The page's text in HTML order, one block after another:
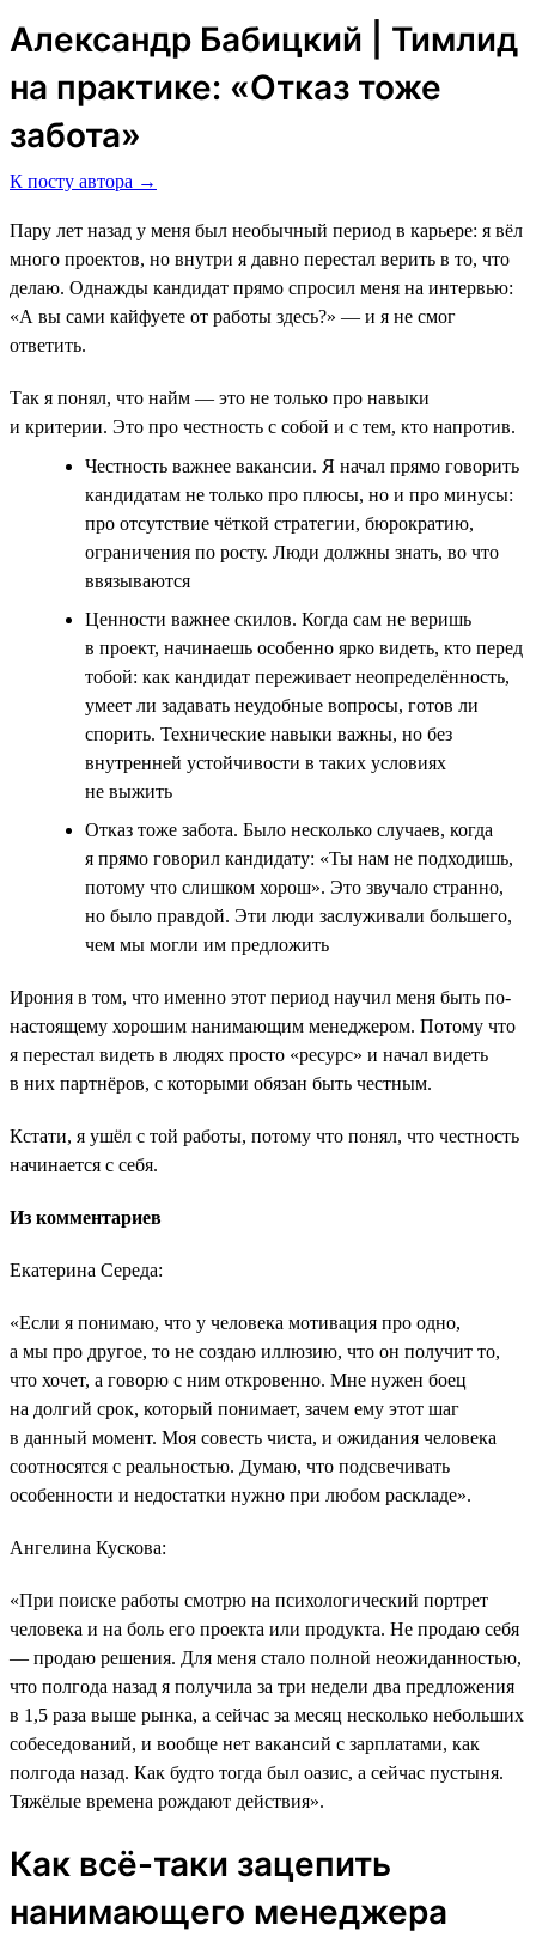
Александр Бабицкий | Тимлид
на практике: «Отказ тоже
забота»
К посту автора →
Пару лет назад у меня был необычный период в карьере: я вёл
много проектов, но внутри я давно перестал верить в то, что
делаю. Однажды кандидат прямо спросил меня на интервью:
«А вы сами кайфуете от работы здесь?» — и я не смог
ответить.
Так я понял, что найм — это не только про навыки
и критерии. Это про честность с собой и с тем, кто напротив.
Честность важнее вакансии. Я начал прямо говорить
кандидатам не только про плюсы, но и про минусы:
про отсутствие чёткой стратегии, бюрократию,
ограничения по росту. Люди должны знать, во что
ввязываются
Ценности важнее скилов. Когда сам не веришь
в проект, начинаешь особенно ярко видеть, кто перед
тобой: как кандидат переживает неопределённость,
умеет ли задавать неудобные вопросы, готов ли
спорить. Технические навыки важны, но без
внутренней устойчивости в таких условиях
не выжить
Отказ тоже забота. Было несколько случаев, когда
я прямо говорил кандидату: «Ты нам не подходишь,
потому что слишком хорош». Это звучало странно,
но было правдой. Эти люди заслуживали большего,
чем мы могли им предложить
Ирония в том, что именно этот период научил меня быть по-
настоящему хорошим нанимающим менеджером. Потому что
я перестал видеть в людях просто «ресурс» и начал видеть
в них партнёров, с которыми обязан быть честным.
Кстати, я ушёл с той работы, потому что понял, что честность
начинается с себя.
Из комментариев
Екатерина Середа:
«Если я понимаю, что у человека мотивация про одно,
а мы про другое, то не создаю иллюзию, что он получит то,
что хочет, а говорю с ним откровенно. Мне нужен боец
на долгий срок, который понимает, зачем ему этот шаг
в данный момент. Моя совесть чиста, и ожидания человека
соотносятся с реальностью. Думаю, что подсвечивать
особенности и недостатки нужно при любом раскладе».
Ангелина Кускова:
«При поиске работы смотрю на психологический портрет
человека и на боль его проекта или продукта. Не продаю себя
― продаю решения. Для меня стало полной неожиданностью,
что полгода назад я получила за три недели два предложения
в 1,5 раза выше рынка, а сейчас за месяц несколько небольших
собеседований, и вообще нет вакансий с зарплатами, как
полгода назад. Как будто тогда был оазис, а сейчас пустыня.
Тяжёлые времена рождают действия».
Как всё-таки зацепить
нанимающего менеджера